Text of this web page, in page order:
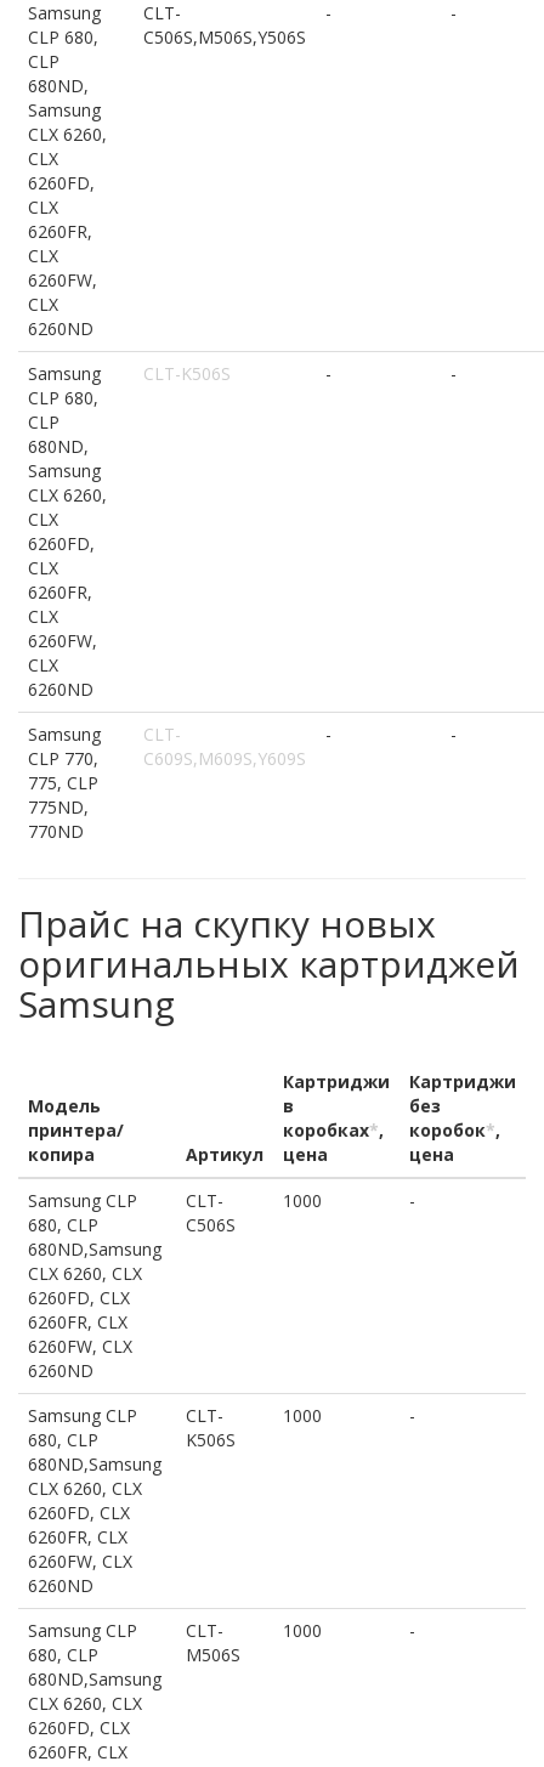
Samsung
CLP 680,
CLP
680ND,
Samsung
CLX 6260,
CLX
6260FD,
CLX
6260FR,
CLX
6260FW,
CLX
6260ND
CLT-
C506S,M506S,Y506S
- -
Samsung
CLP 680,
CLP
680ND,
Samsung
CLX 6260,
CLX
6260FD,
CLX
6260FR,
CLX
6260FW,
CLX
6260ND
CLT-K506S - -
Samsung
CLP 770,
775, CLP
775ND,
770ND
CLT-
C609S,M609S,Y609S
- -
Прайс на скупку новых
оригинальных картриджей
Samsung
Модель
принтера/
копира
Артикул
Картриджи
в
коробках*,
цена
Картриджи
без
коробок*,
цена
Samsung CLP
680, CLP
680ND,Samsung
CLX 6260, CLX
6260FD, CLX
6260FR, CLX
6260FW, CLX
6260ND
CLT-
C506S
1000 -
Samsung CLP
680, CLP
680ND,Samsung
CLX 6260, CLX
6260FD, CLX
6260FR, CLX
6260FW, CLX
6260ND
CLT-
K506S
1000 -
Samsung CLP
680, CLP
680ND,Samsung
CLX 6260, CLX
6260FD, CLX
6260FR, CLX
CLT-
M506S
1000 -